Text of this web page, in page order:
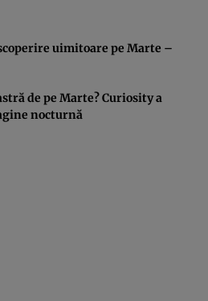
uimitoare pe Marte –
de pe Marte? Curiosity a
nocturnă